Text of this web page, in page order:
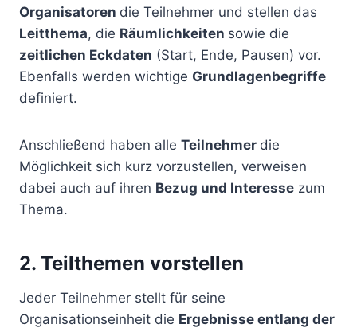
Organisatoren die Teilnehmer und stellen das
Leitthema, die Räumlichkeiten sowie die
zeitlichen Eckdaten (Start, Ende, Pausen) vor.
Ebenfalls werden wichtige Grundlagenbegriffe
definiert.
Anschließend haben alle Teilnehmer die
Möglichkeit sich kurz vorzustellen, verweisen
dabei auch auf ihren Bezug und Interesse zum
Thema.
2. Teilthemen vorstellen
Jeder Teilnehmer stellt für seine
Organisationseinheit die Ergebnisse entlang der